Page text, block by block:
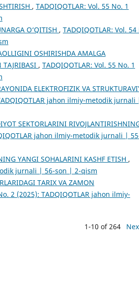
, TADQIQOTLAR: Vol. 55 No. 1
O‘QITISH , TADQIQOTLAR: Vol. 54
OSHIRISHDA AMALGA
TAJRIBASI , TADQIQOTLAR: Vol. 55 No. 1
ELEKTROFIZIK VA
jahon ilmiy-metodik jurnali
SEKTORLARINI
jahon ilmiy-metodik jurnali |
YANGI SOHALARINI KASHF ETISH ,
jurnali | 56-son | 2-qism
TARIX VA ZAMON
2 (2025): TADQIQOTLAR jahon ilmiy-
1-10 of 264